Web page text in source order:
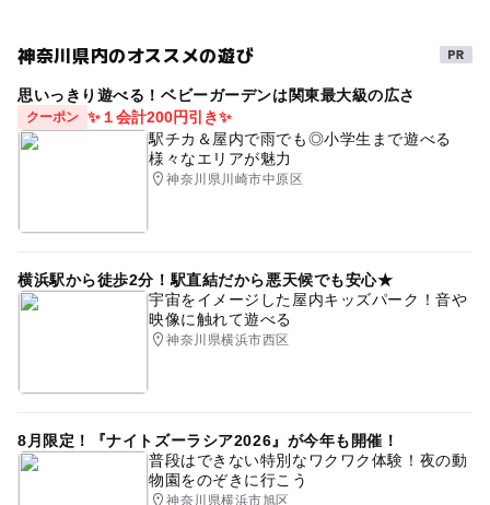
予約/応募
予約必要
最終応募締切 2026-1-31(土)
応募多数の場合は、抽選となります。
小学生は保護者の同伴が必要です。
当選した方には、折り返しご連絡いたします。
悪天候等やむを得ずイベントを中止する場合がございま
応募方法
このイベントの受付は終了しました。
大人の料金
300円
一般300円 シニア200円
神奈川県内のオススメの遊び
思いっきり遊べる！ベビーガーデンは関東最大級の広さ
クーポン ✨１会計200円引き✨
駅チカ＆屋内で雨でも◎小学生まで遊べる
様々なエリアが魅力
神奈川県川崎市中原区
横浜駅から徒歩2分！駅直結だから悪天候でも安心★
宇宙をイメージした屋内キッズパーク！音や
映像に触れて遊べる
神奈川県横浜市西区
8月限定！『ナイトズーラシア2026』が今年も開催！
普段はできない特別なワクワク体験！夜の動
物園をのぞきに行こう
神奈川県横浜市旭区